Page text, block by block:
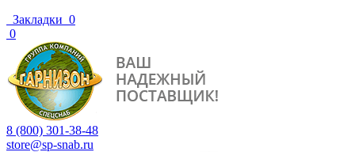
Закладки 0
0
8 (800) 301-38-48
store@sp-snab.ru